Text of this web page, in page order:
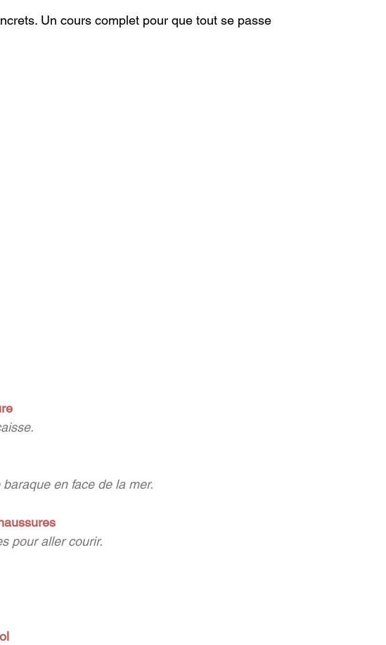
Un cours complet pour que tout se passe
en face de la mer.
pour aller courir.